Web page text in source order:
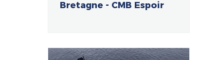
Bretagne - CMB Espoir